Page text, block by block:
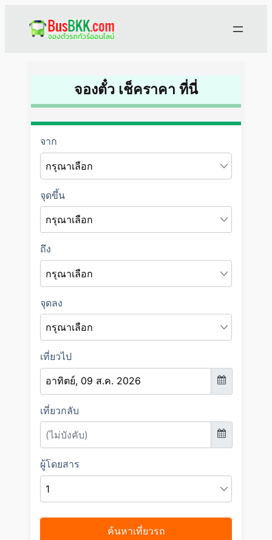
จองตั๋ว เช็คราคา ที่นี่